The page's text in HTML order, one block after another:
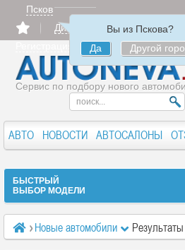
Псков
Вы из Пскова?
Да
Другой
Дилерам Продать
Сервис по подбору нового
АВТО НОВОСТИ АВТОСАЛОНЫ
БЫСТРЫЙ
ВЫБОР МОДЕЛИ
Новые автомобили